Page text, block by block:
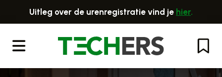
Uitleg over de urenregistratie vind je hier.
Menu